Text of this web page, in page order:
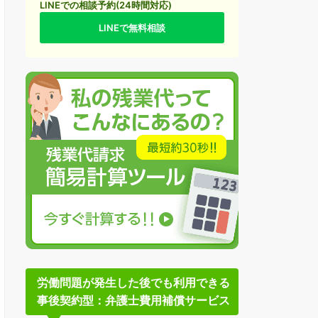
LINEでの相談予約(24時間対応)
LINEで無料相談
労働問題が発生した後でも利用できる
事後契約型：弁護士費用補償サービス